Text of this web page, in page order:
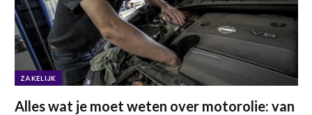
ZAKELIJK
Alles wat je moet weten over motorolie: van